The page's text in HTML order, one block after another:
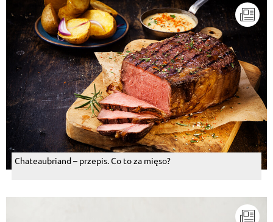
Chateaubriand – przepis. Co to za mięso?